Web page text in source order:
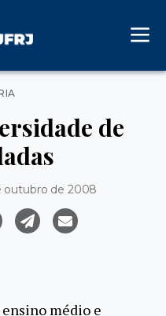
de
outubro de 2008
ensino médio e